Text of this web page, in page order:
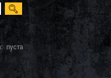
пуста